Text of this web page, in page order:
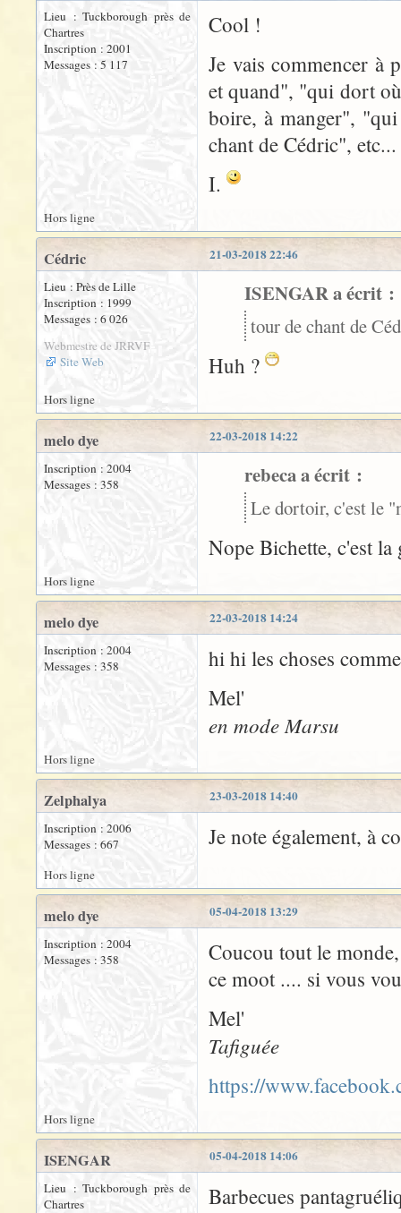
Lieu : Tuckborough près de
Chartres
Inscription : 2001
Messages : 5 117
Cool !
Je vais commencer à
et quand", "qui dort
boire, à manger",
chant de Cédric", etc...
I.
Hors ligne
21-03-2018 22:46
Cédric
Lieu : Près de Lille
Inscription : 1999
Messages : 6 026
Webmestre de JRRVF
Site Web
ISENGAR a écrit :
tour de chant de
Huh ?
Hors ligne
22-03-2018 14:22
melo dye
Inscription : 2004
Messages : 358
rebeca a écrit :
Le dortoir, c'est le
Nope Bichette, c'est
Hors ligne
22-03-2018 14:24
melo dye
Inscription : 2004
Messages : 358
hi hi les choses
Mel'
en mode Marsu
Hors ligne
23-03-2018 14:40
Zelphalya
Inscription : 2006
Messages : 667
Je note également, à
Hors ligne
05-04-2018 13:29
melo dye
Inscription : 2004
Messages : 358
Coucou tout le
ce moot .... si vous
Mel'
Tafiguée
https://
Hors ligne
05-04-2018 14:06
ISENGAR
Lieu : Tuckborough près de
Chartres
Barbecues